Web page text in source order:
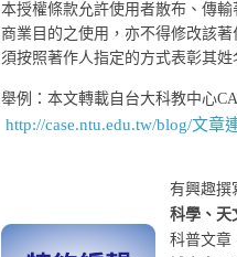
本授權條款允許使用者散布、傳輸
商業目的之使用，亦不得修改該
須按照著作人指定的方式表彰其姓
舉例：本文轉載自台大科教中心
http://case.ntu.edu.tw/blog/文章
有興趣撰
科學、天
科普文章